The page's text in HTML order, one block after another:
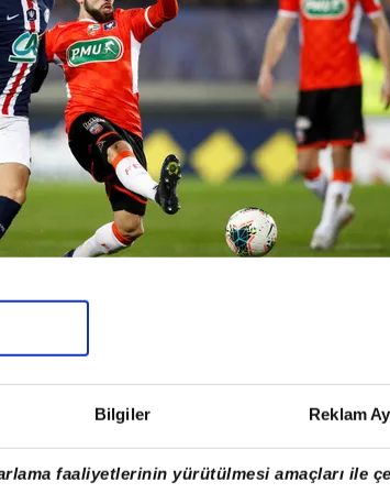
Bilgiler Reklam
faaliyetlerinin yürütülmesi amaçları ile
forma giyen 26 yaşındaki sağ
yaptığı açıklama ile